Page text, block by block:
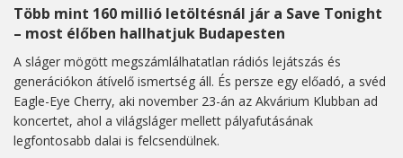
Több mint 160 millió letöltésnál jár a Save Tonight
– most élőben hallhatjuk Budapesten
A sláger mögött megszámlálhatatlan rádiós lejátszás és
generációkon átívelő ismertség áll. És persze egy előadó, a svéd
Eagle-Eye Cherry, aki november 23-án az Akvárium Klubban ad
koncertet, ahol a világsláger mellett pályafutásának
legfontosabb dalai is felcsendülnek.